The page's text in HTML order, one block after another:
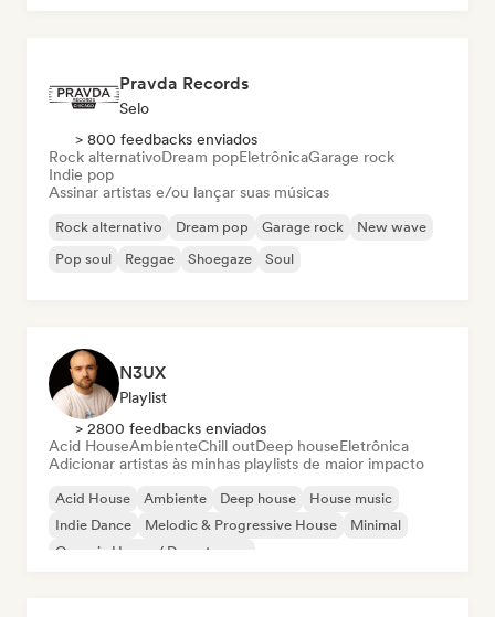
Pravda Records
Selo
> 800 feedbacks enviados
Rock alternativoDream popEletrônicaGarage rock
Indie pop
Assinar artistas e/ou lançar suas músicas
Rock alternativo Dream pop Garage rock
New wave
Pop soul
Reggae Shoegaze Soul
N3UX
Playlist
> 2800 feedbacks enviados
Acid HouseAmbienteChill outDeep houseEletrônica
Adicionar artistas às minhas playlists de maior impacto
Acid House Ambiente Deep house
House music
Indie Dance
Melodic & Progressive House
Minimal
Organic House / Downtempo